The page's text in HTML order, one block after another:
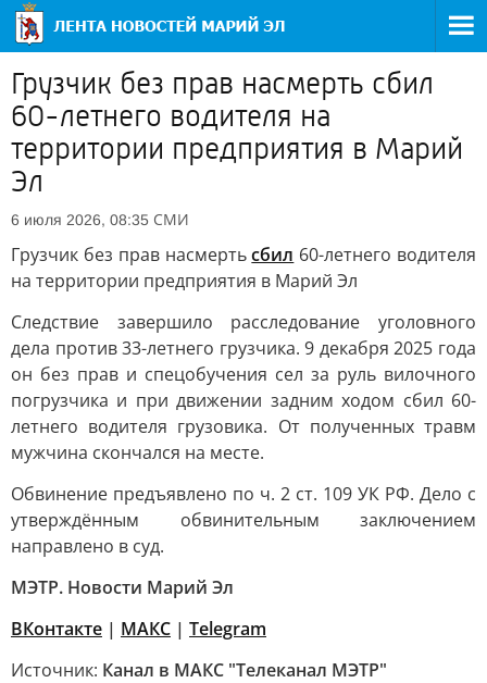
Грузчик без прав насмерть сбил
60-летнего водителя на
территории предприятия в Марий
Эл
6 июля 2026, 08:35 СМИ
Грузчик без прав насмертьсбил 60-летнего водителя
на территории предприятия в Марий Эл
Следствие завершило расследование уголовного
дела против 33-летнего грузчика. 9 декабря 2025 года
он без прав и спецобучения сел за руль вилочного
погрузчика и при движении задним ходом сбил 60-
летнего водителя грузовика. От полученных травм
мужчина скончался на месте.
Обвинение предъявлено по ч. 2 ст. 109 УК РФ. Дело с
утверждённым обвинительным заключением
направлено в суд.
МЭТР. Новости Марий Эл
ВКонтакте | MAКС | Telegram
Источник: Канал в МАКС "Телеканал МЭТР"